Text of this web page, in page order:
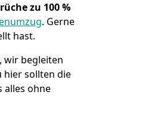
zu 100 %
. Gerne
hast.
wir begleiten
hier sollten die
alles ohne